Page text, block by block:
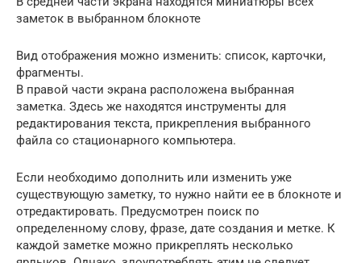
заметок в выбранном блокноте
Вид отображения можно изменить: список, карточки,
фрагменты.
В правой части экрана расположена выбранная
заметка. Здесь же находятся инструменты для
редактирования текста, прикрепления выбранного
файла со стационарного компьютера.
Если необходимо дополнить или изменить уже
существующую заметку, то нужно найти ее в блокноте и
отредактировать. Предусмотрен поиск по
определенному слову, фразе, дате создания и метке. К
каждой заметке можно прикреплять несколько